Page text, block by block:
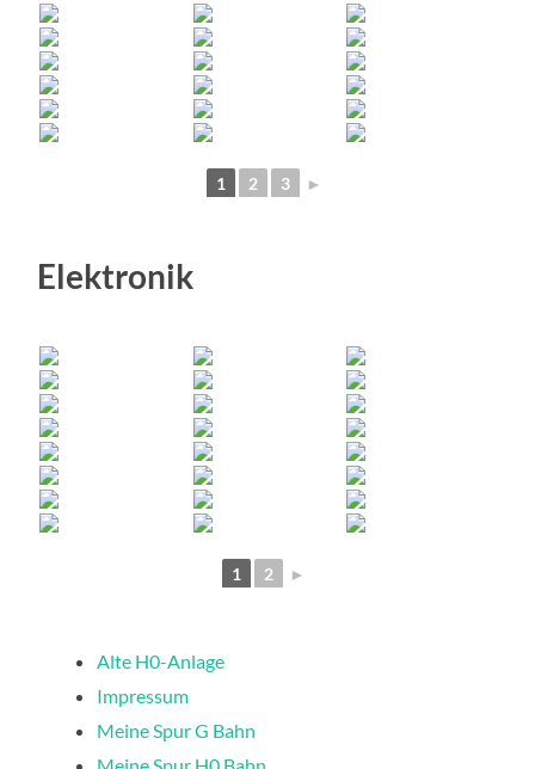
1 2 3 ►
Elektronik
1 2 ►
Alte H0-Anlage
Impressum
Meine Spur G Bahn
Meine Spur H0 Bahn